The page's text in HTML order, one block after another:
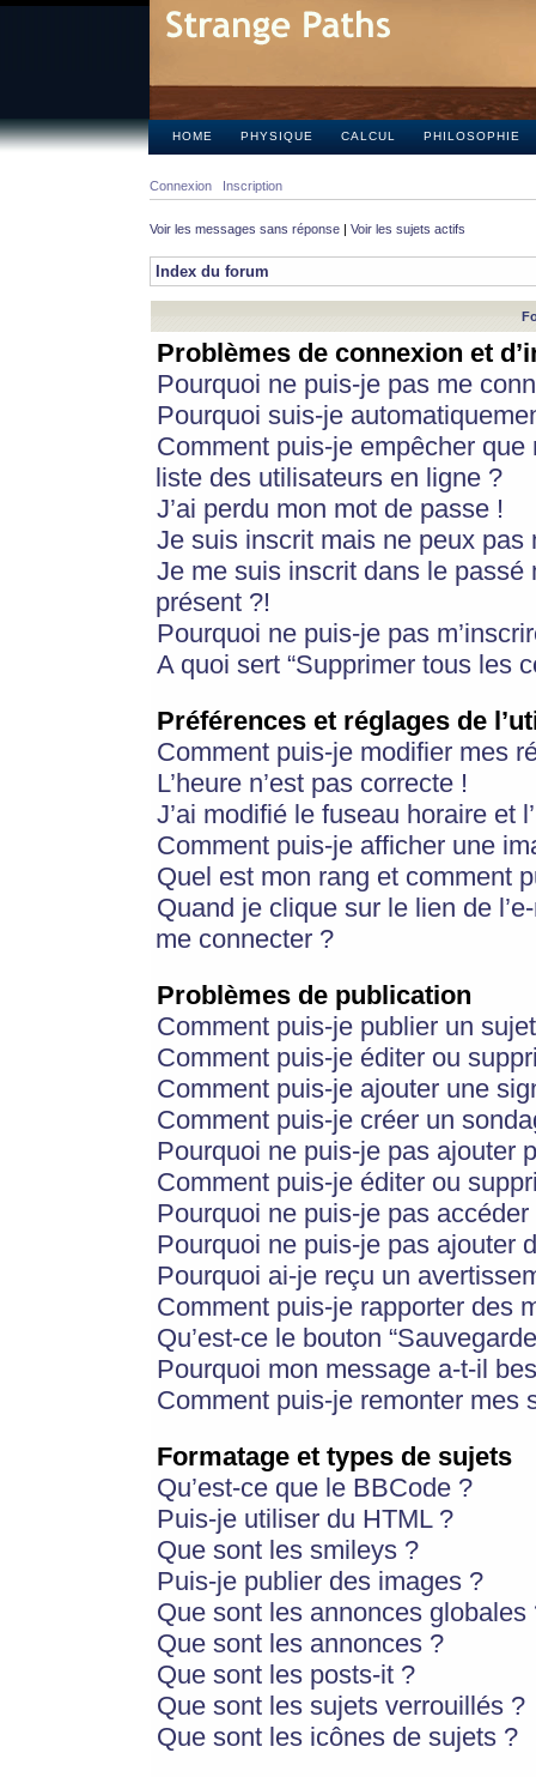
HOME PHYSIQUE CALCUL PHILOSOPHIE
Connexion Inscription
Voir les messages sans réponse | Voir les sujets actifs
Index du forum
Problèmes de connexion et
Pourquoi ne puis-je pas me
Pourquoi suis-je
Comment puis-je empêcher
liste des utilisateurs en ligne ?
J’ai perdu mon mot de passe !
Je suis inscrit mais ne peux pas
Je me suis inscrit dans le
présent ?!
Pourquoi ne puis-je pas
A quoi sert “Supprimer tous les
Préférences et réglages de
Comment puis-je modifier mes
L’heure n’est pas correcte !
J’ai modifié le fuseau horaire et
Comment puis-je afficher une
Quel est mon rang et comment
Quand je clique sur le lien de
me connecter ?
Problèmes de publication
Comment puis-je publier un
Comment puis-je éditer ou
Comment puis-je ajouter une
Comment puis-je créer un
Pourquoi ne puis-je pas ajouter
Comment puis-je éditer ou
Pourquoi ne puis-je pas
Pourquoi ne puis-je pas ajouter
Pourquoi ai-je reçu un
Comment puis-je rapporter des
Qu’est-ce le bouton
Pourquoi mon message a-t-il
Comment puis-je remonter mes
Formatage et types de sujets
Qu’est-ce que le BBCode ?
Puis-je utiliser du HTML ?
Que sont les smileys ?
Puis-je publier des images ?
Que sont les annonces globales
Que sont les annonces ?
Que sont les posts-it ?
Que sont les sujets verrouillés ?
Que sont les icônes de sujets ?